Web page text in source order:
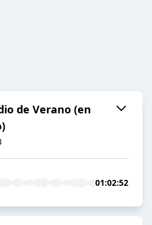
de Verano (en
01:02:52